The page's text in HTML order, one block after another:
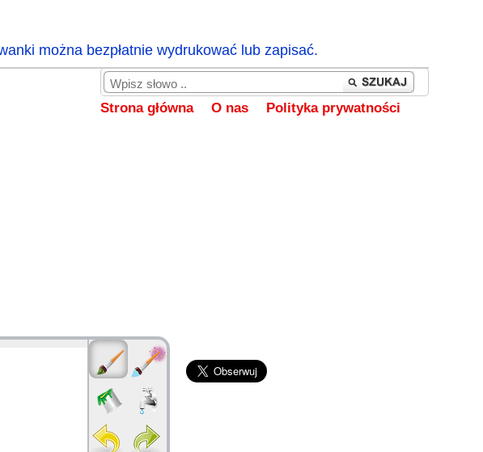
można bezpłatnie wydrukować lub zapisać.
Strona główna O nas Polityka prywatności